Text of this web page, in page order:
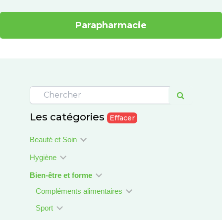
Parapharmacie
Les catégories Effacer
Beauté et Soin
Hygiène
Bien-être et forme
Compléments alimentaires
Sport